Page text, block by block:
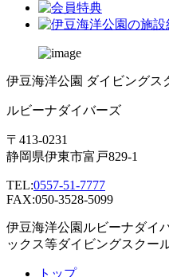
伊豆海洋公園 ダイビングス
ルビーナダイバーズ
〒413-0231
静岡県伊東市富戸829-1
TEL:0557-51-7777
FAX:050-3528-5099
伊豆海洋公園ルビーナダイ
ックス等ダイビングスクー
トップ